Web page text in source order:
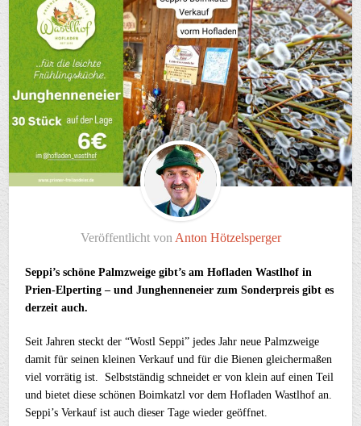
Veröffentlicht von Anton Hötzelsperger
Seppi’s schöne Palmzweige gibt’s am Hofladen Wastlhof in
Prien-Elperting – und Junghenneneier zum Sonderpreis gibt es
derzeit auch.
Seit Jahren steckt der “Wostl Seppi” jedes Jahr neue Palmzweige
damit für seinen kleinen Verkauf und für die Bienen gleichermaßen
viel vorrätig ist. Selbstständig schneidet er von klein auf einen Teil
und bietet diese schönen Boimkatzl vor dem Hofladen Wastlhof an.
Seppi’s Verkauf ist auch dieser Tage wieder geöffnet.